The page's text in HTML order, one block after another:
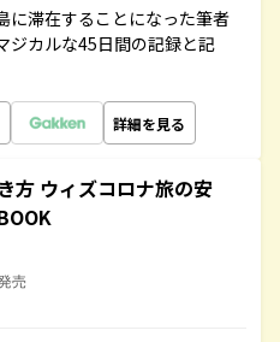
に滞在することになった筆者
ジカルな45日間の記録と記
詳細を見る
方 ウィズコロナ旅の安
売